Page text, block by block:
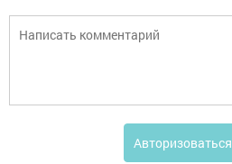
Авторизоваться